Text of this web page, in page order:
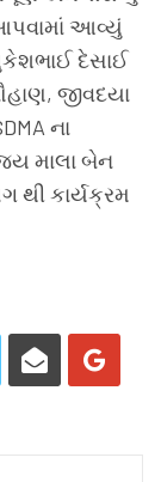
આપવામાં આવ્યું
દેસાઈ
જીવદયા
ના
માલા બેન
થી કાર્યક્રમ